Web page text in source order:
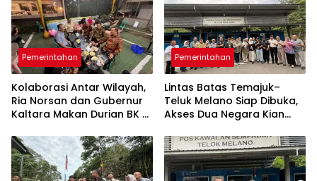
Pemerintahan
Kolaborasi Antar Wilayah,
Ria Norsan dan Gubernur
Kaltara Makan Durian BK di
Pemerintahan
Lintas Batas Temajuk–
Teluk Melano Siap Dibuka,
Akses Dua Negara Kian